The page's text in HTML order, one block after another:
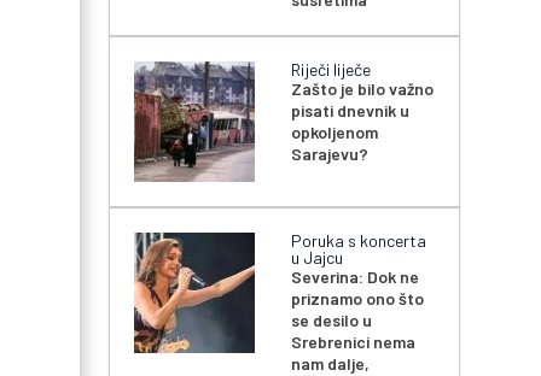
Riječi liječe
Zašto je bilo važno
pisati dnevnik u
opkoljenom
Sarajevu?
Poruka s koncerta
u Jajcu
Severina: Dok ne
priznamo ono što
se desilo u
Srebrenici nema
nam dalje,